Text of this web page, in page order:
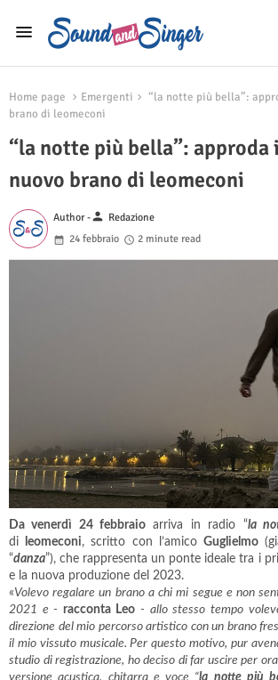
Home page Emergenti
“la notte più bella”:
brano di leomeconi
“la notte più bella”:
nuovo brano di leomeconi
Author -person Redazione
24 febbraio
2 minute read
Da venerdì 24 febbraio arriva in radio “la
di
leomeconi, scritto con l’amicoGuglielmo
“danza”), che rappresenta un ponte ideale tra i
e la nuova produzione del 2023.
«Volevo regalare un brano a chi mi segue e non
2021 e - racconta Leo - allo stesso tempo
direzione del mio percorso artistico con un brano
il mio vissuto musicale. Per questo motivo, pur
studio di registrazione, ho deciso di far uscire per
versione acustica, chitarra e voce “la notte più